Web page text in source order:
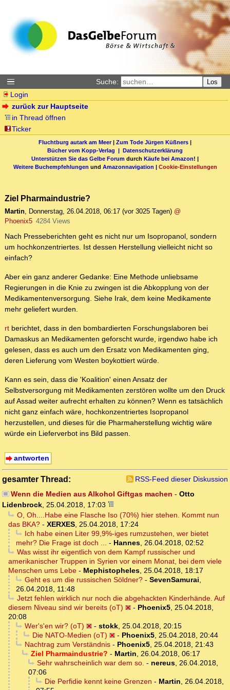
Suche: Los
Login
zurück zur Hauptseite
in Thread öffnen
Ticker
Fluchtburg autark am Meer| Zum Tode Jürgen Küßners |
Bücher vom Kopp-Verlag | Datenschutzerklärung
Unterstützen Sie das Gelbe Forum durch Käufe bei Amazon! |
Weitere Buchempfehlungen und Amazonnavigation | Cookie-Einstellungen
Ziel Pharmaindustrie?
Martin, Donnerstag, 26.04.2018, 06:17 (vor 3025 Tagen) @
Phoenix5 4284 Views
Nach Presseberichten geht es nicht nur um Isopropanol, sondern
um hochkonzentriertes. Ist dessen Herstellung vielleicht nicht so
einfach?
Aber ein ganz anderer Gedanke: Eine Methode unliebsame
Regierungen in die Knie zu zwingen ist die Abkopplung von der
Medikamentenversorgung. Siehe Irak, dem keine Medikamente
mehr geliefert wurden.
rt berichtet, dass in den bombardierten Forschungslaboren bei
Damaskus an Medikamenten geforscht wurde, irgendwo habe ich
gelesen, dass es auch um den Ersatz von Medikamenten ging,
deren Lieferung vom Westen boykottiert würde.
Kann es sein, dass die 'Koalition' einen Ansatz der
Selbstversorgung mit Medikamenten zerstören wollte um den Druck
auf Assad weiter aufrecht erhalten zu können? Wenn es tatsächlich
nicht ganz einfach wäre, hochkonzentriertes Isopropanol
herzustellen, und dieses für die Pharmaherstellung wichtig wäre
würde ein Lieferverbot ins Bild passen.
antworten
gesamter Thread:
RSS-Feed dieser Diskussion
Wenn die Medien aus Alkohol Giftgas machen - Otto
Lidenbrock, 25.04.2018, 17:03
O, Oh....Habe eine Flasche Iso (70%) hier stehen. Kommt nun
das BKA? - XERXES, 25.04.2018, 17:24
Ich habe einen Liter 99,9%-iges rumzustehen, wer bietet
mehr? Die Frage ist doch ... - Hannes, 26.04.2018, 02:52
Was wisst ihr eigentlich von dem Kampf russischer und
amerikanischer Truppen in Syrien vor einem Monat, bei dem viele
Menschen ums Lebe - Mephistopheles, 25.04.2018, 18:17
Geht es um die russischen Söldner?- SevenSamurai,
26.04.2018, 11:48
Jetzt fehlen wirklich nur noch die abgehackten Kinderhände. Auf
diesem Niveau sind wir bereits (oT)
- Phoenix5, 25.04.2018,
20:08
Wer's'en wir? (oT)
- stokk, 25.04.2018, 20:15
Die NATO-Medien (oT)
- Phoenix5, 25.04.2018, 20:44
Nachtrag zum Verständnis- Phoenix5, 25.04.2018, 21:43
Ziel Pharmaindustrie? - Martin, 26.04.2018, 06:17
Sehr wahrscheinlich war dem so. - nereus, 26.04.2018,
07:06
Die Perfidie kennt keine Grenzen - Martin, 26.04.2018,